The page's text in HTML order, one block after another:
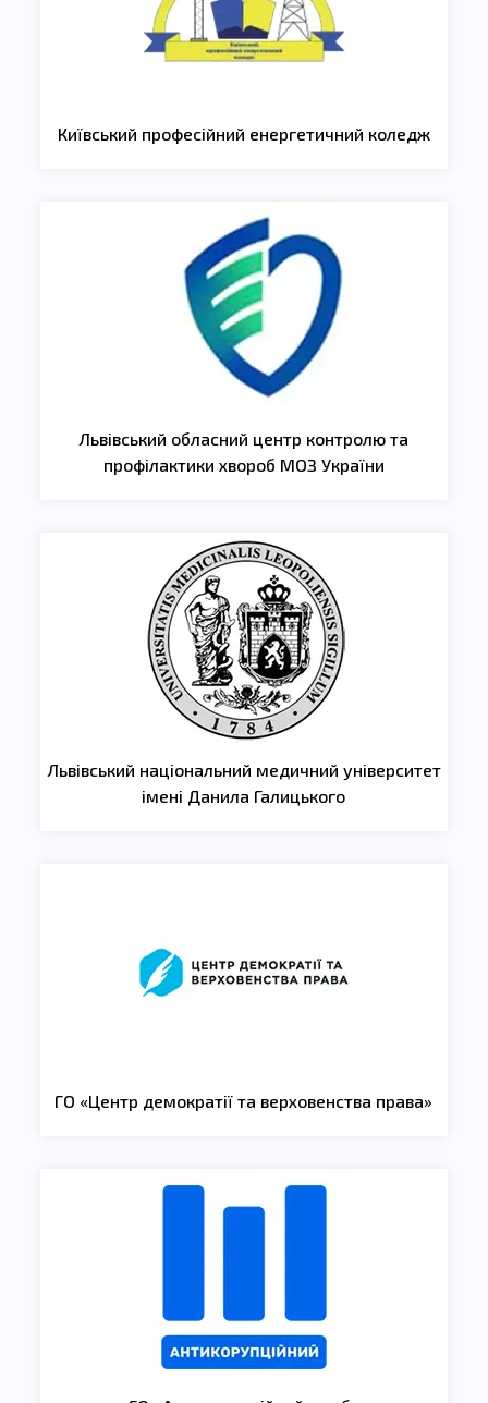
Київський професійний енергетичний коледж
Львівський обласний центр контролю та
профілактики хвороб МОЗ України
Львівський національний медичний університет
імені Данила Галицького
ГО «Центр демократії та верховенства права»